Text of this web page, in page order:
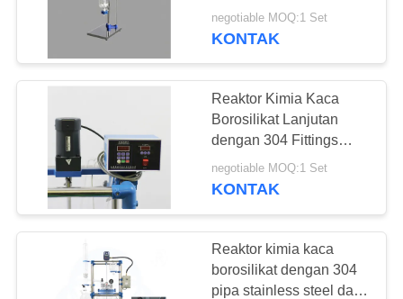
Bahan Padat
negotiable MOQ:1 Set
KONTAK
Reaktor Kimia Kaca
Borosilikat Lanjutan
dengan 304 Fittings
Baja Tidak Karat
negotiable MOQ:1 Set
KONTAK
Reaktor kimia kaca
borosilikat dengan 304
pipa stainless steel dan